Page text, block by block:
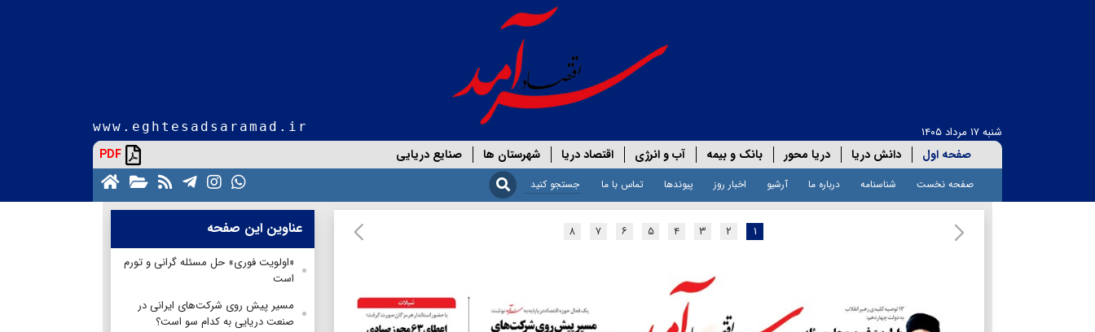
شنبه ۱۷ مرداد ۱۴۰۵ www.eghtesadsaramad.ir
صفحه اول دانش دریا دریا محور بانک و بیمه آب و انرژی اقتصاد دریا شهرستان ها صنایع دریایی PDF
صفحه نخست شناسنامه درباره ما آرشیو اخبار روز پیوندها تماس با ما
۱ ۲ ۳ ۴ ۵ ۶ ۷ ۸ عناوین این صفحه
«اولویت فوری» حل مسئله گرانی و تورم
است
مسیر پیش روی شرکت‌های ایرانی در
صنعت دریایی به کدام سو است؟